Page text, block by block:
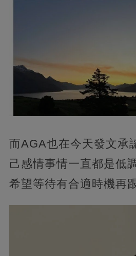
而AGA也在今天發文承
己感情事情一直都是低
希望等待有合適時機再